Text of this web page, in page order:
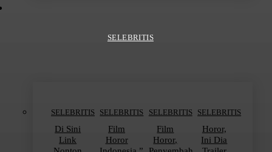
SELEBRITIS
SELEBRITIS
Di Sini
Link
SELEBRITIS
Film
Horor
SELEBRITIS
Film
Horor,
SELEBRITIS
Horor,
Ini Dia